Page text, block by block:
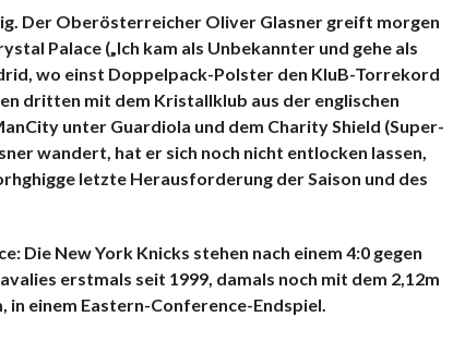
Der Oberösterreicher Oliver Glasner greift morgen
Palace („Ich kam als Unbekannter und gehe als
wo einst Doppelpack-Polster den KluB-Torrekord
dritten mit dem Kristallklub aus der englischen
unter Guardiola und dem Charity Shield (Super-
wandert, hat er sich noch nicht entlocken lassen,
letzte Herausforderung der Saison und des
Die New York Knicks stehen nach einem 4:0 gegen
erstmals seit 1999, damals noch mit dem 2,12m
in einem Eastern-Conference-Endspiel.